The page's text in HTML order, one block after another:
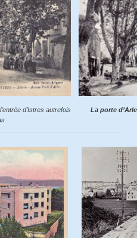
d’Istres autrefois
La porte